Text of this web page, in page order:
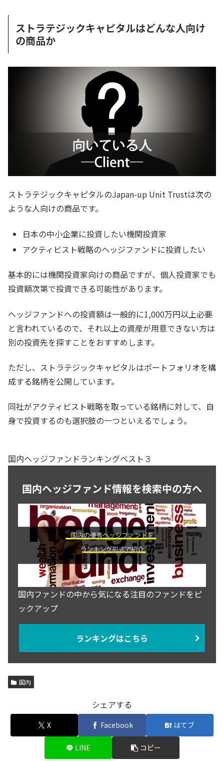
ストラテジックキャピタルはどんな人向け
の商品か
ストラテジックキャピタルのJapan-up Unit Trustは次の
ような人向けの商品です。
日本の中小企業に投資したい機関投資家
アクティビスト戦略のヘッジファンドに投資したい
基本的には機関投資家向けの商品ですが、個人投資家でも
投資額次第で投資できる可能性があります。
ヘッジファンドへの投資額は一般的に1,000万円以上必要
と言われているので、それ以上の資産が用意できない方は
別の投資先を探すことをおすすめします。
ただし、ストラテジックキャピタルはポートフォリオを構
成する銘柄を公開しています。
同社がアクティビスト戦略を取っている銘柄に対して、自
身で投資するのも選択肢の一つといえるでしょう。
国内ヘッジファンドランキングベスト３
国内ヘッジファンド情報を検索中の方へ
国内ファンドの中から気になる注目のファンドをピ
ックアップ
ランキングはこちら
国内
シェアする
X Facebook はてブ
LINE コピー